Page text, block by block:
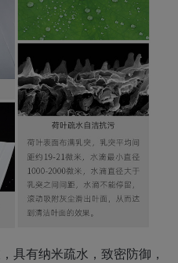
具有纳米疏水，致密防御，